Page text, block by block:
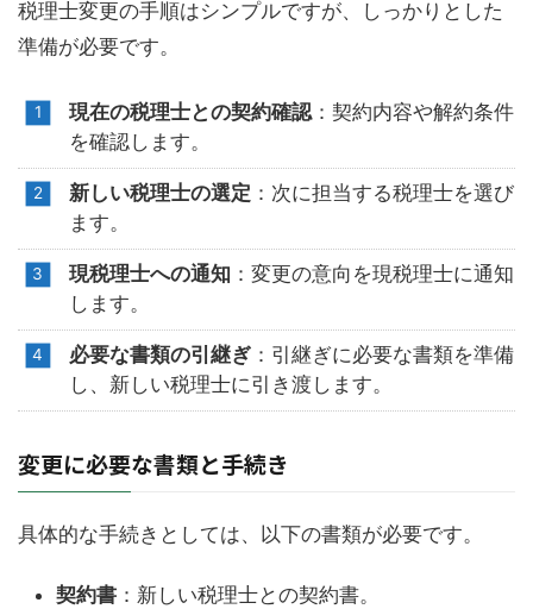
税理士変更の手順はシンプルですが、しっかりとした
準備が必要です。
現在の税理士との契約確認：契約内容や解約条件
を確認します。
新しい税理士の選定 ：次に担当する税理士を選び
ます。
現税理士への通知 ：変更の意向を現税理士に通知
します。
必要な書類の引継ぎ：引継ぎに必要な書類を準備
し、新しい税理士に引き渡します。
変更に必要な書類と手続き
具体的な手続きとしては、以下の書類が必要です。
契約書 ：新しい税理士との契約書。